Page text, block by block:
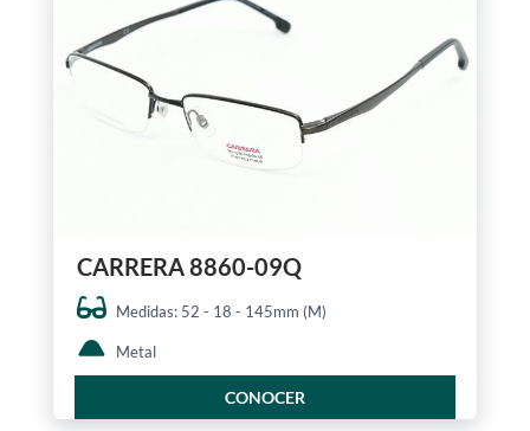
CARRERA 8860-09Q
Medidas: 52 - 18 - 145mm (M)
Metal
CONOCER